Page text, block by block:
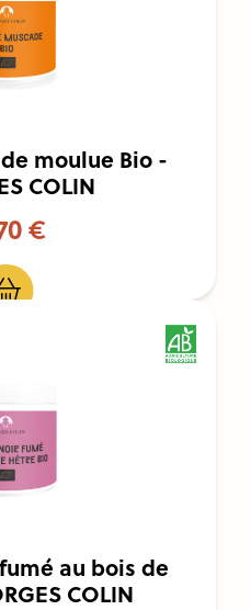
moulue Bio -
COLIN
€
au bois de
COLIN